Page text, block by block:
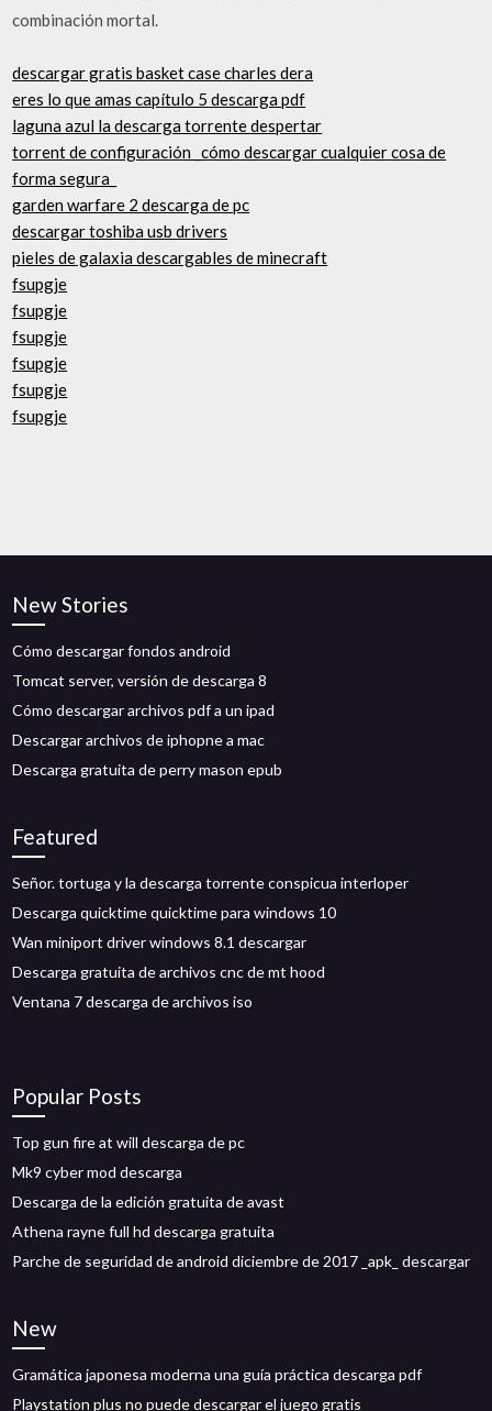
combinación mortal.
descargar gratis basket case charles dera
eres lo que amas capítulo 5 descarga pdf
laguna azul la descarga torrente despertar
torrent de configuración _cómo descargar cualquier cosa de
forma segura_
garden warfare 2 descarga de pc
descargar toshiba usb drivers
pieles de galaxia descargables de minecraft
fsupgje
fsupgje
fsupgje
fsupgje
fsupgje
fsupgje
New Stories
Cómo descargar fondos android
Tomcat server, versión de descarga 8
Cómo descargar archivos pdf a un ipad
Descargar archivos de iphopne a mac
Descarga gratuita de perry mason epub
Featured
Señor. tortuga y la descarga torrente conspicua interloper
Descarga quicktime quicktime para windows 10
Wan miniport driver windows 8.1 descargar
Descarga gratuita de archivos cnc de mt hood
Ventana 7 descarga de archivos iso
Popular Posts
Top gun fire at will descarga de pc
Mk9 cyber mod descarga
Descarga de la edición gratuita de avast
Athena rayne full hd descarga gratuita
Parche de seguridad de android diciembre de 2017 _apk_ descargar
New
Gramática japonesa moderna una guía práctica descarga pdf
Playstation plus no puede descargar el juego gratis